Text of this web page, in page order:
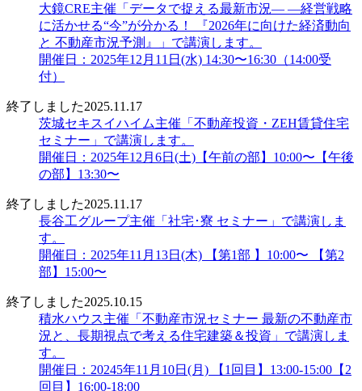
大鏡CRE主催「データで捉える最新市況― ―経営戦略
に活かせる“今”が分かる！ 『2026年に向けた経済動向
と 不動産市況予測』」で講演します。
開催日：2025年12月11日(水) 14:30〜16:30（14:00受
付）
終了しました2025.11.17
茨城セキスイハイム主催「不動産投資・ZEH賃貸住宅
セミナー」で講演します。
開催日：2025年12月6日(土)【午前の部】10:00〜【午後
の部】13:30〜
終了しました2025.11.17
長谷工グループ主催「社宅･寮 セミナー」で講演しま
す。
開催日：2025年11月13日(木) 【第1部 】10:00〜 【第2
部】15:00〜
終了しました2025.10.15
積水ハウス主催「不動産市況セミナー 最新の不動産市
況と、長期視点で考える住宅建築＆投資」で講演しま
す。
開催日：20245年11月10日(月) 【1回目】13:00-15:00【2
回目】16:00-18:00